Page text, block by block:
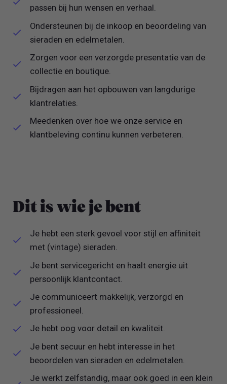
passen bij hun wensen en verhaal.
Ondersteunen bij de inkoop en beoordeling van
sieraden en edelmetalen.
Zorgen voor een verzorgde presentatie van de
collectie en boutique.
Bijdragen aan het opbouwen van langdurige
klantrelaties.
Meedenken over hoe we onze service en
klantbeleving continu kunnen verbeteren.
Dit is wie je bent
Je hebt een sterk gevoel voor stijl en affiniteit
met (vintage) sieraden.
Je bent servicegericht en haalt energie uit
persoonlijk klantcontact.
Je communiceert makkelijk, verzorgd en
professioneel.
Je hebt oog voor detail en kwaliteit.
Je bent secuur en hebt interesse in het
beoordelen van sieraden en edelmetalen.
Je werkt zelfstandig, maar ook goed in een klein